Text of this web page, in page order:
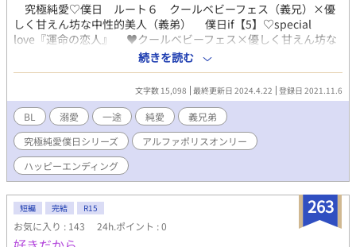
究極純愛♡僕日 ルート６ クールベビーフェス（義兄）×優
しく甘えん坊な中性的美人（義弟） 僕日if【5】♡special
love『運命の恋人』 ♥️クールベビーフェス×優しく甘えん坊な
中性的美人 僕日共通設定＊同性婚可能な時代が舞台 ♡僕日シ
リーズの究極の愛の形。 ■あらすじ■ たどり着いた久隆の最後
の分岐点。母を喪った三つの時の葬儀で、父は運命の恋人と再会
する。 大崎一族の男児と姫川一族の男児は代々惹かれあいなが
らも結ばれない運命だと伝えられてきた。父もまた引き裂かれた
うちの一人である。その策略を行ったのが運命の恋人”姫川 真
咲”の妻であった。その事実を知った真咲は、久隆の父の妻の葬儀
で真実を告げる。 失った時間【とき】を取り戻す為、真咲は妻
と離婚し久隆たちと生活を共にする道を選んだ。久隆は真咲と共
になるとは考えもしなかったが、とても仲が良くいつでも一緒の
二人は何時しか互いに恋をしていることに気付き始めるのだっ
た。
続きを読む
文字数 15,098 最終更新日 2024.4.22 登録日 2021.11.6
BL 溺愛 一途 純愛
義兄弟
究極純愛僕日シリーズ
アルファポリスオンリー
ハッピーエンディング
263
短編 完結 R15
お気に入り : 143 24h.ポイント : 0